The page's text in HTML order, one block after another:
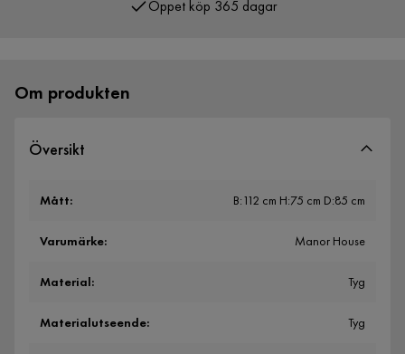
Öppet köp 365 dagar
Om produkten
Översikt
Mått: B:112 cm H:75 cm D:85 cm
Varumärke: Manor House
Material: Tyg
Materialutseende: Tyg